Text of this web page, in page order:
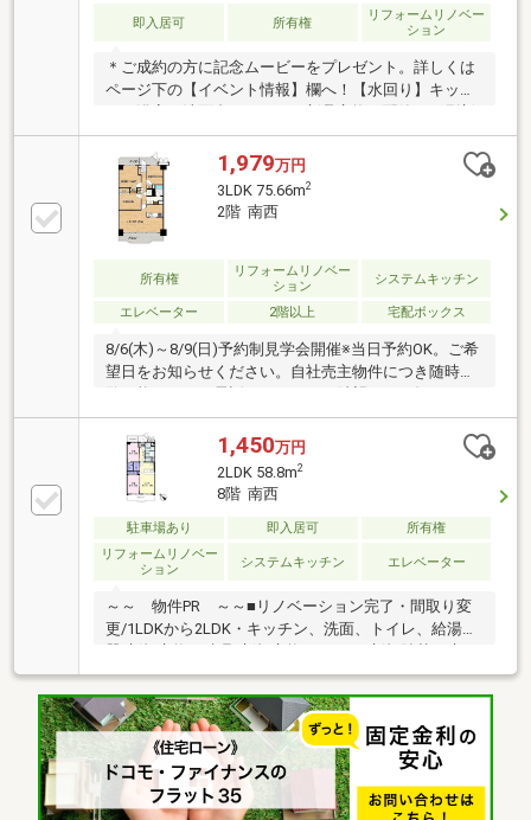
即入居可 所有権
リフォームリノベー
ション
＊ご成約の方に記念ムービーをプレゼント。詳しくは
ページ下の【イベント情報】欄へ！【水回り】キッチ
済【内装】全室クロス・床貼替。明るい光が差し込む
清潔感溢れる室内【眺望】１３階につき陽当り良好。
弥彦山・角田山を望む大パノラマ眺望【周辺】イオン
新潟青山店まで徒歩３分。買物施設が充実した便利な
環境【交通】物件すぐ隣にバス停。市内中心部へのア
クセスも軽快な好立地【住宅ローン情報】本ページ下
部へスクロールでご覧いただけます１３階の開放的な
眺望と、徒歩３分でイオンへ通える利便性が両立。自
由度の高い間取りを、ぜひ現地でご体感ください。
1,979万円
3LDK 75.66m2
2階 南西
所有権
リフォームリノベー
ション
システムキッチン
エレベーター 2階以上 宅配ボックス
8/6(木)～8/9(日)予約制見学会開催※当日予約OK。ご希
望日をお知らせください。自社売主物件につき随時内
ださい。【リフォーム内容】・壁紙交換・和洋改装・
水回り等設備交換【おすすめポイント】・雨漏り、構
造上主要な部分の欠陥や・腐食、給排水管の故障や漏
水についてお引渡しより２年間保証・返済額や融資可
能額など、お客様のご希望にあわせてご提案。住宅ロ
ーンが初めての方でもお気軽にご相談ください・新品
の照明器具設置予定なので入居後にすぐに生活が始め
られます【周辺施設】・青山駅まで約750m・東青山小
学校まで約35
1,450万円
2LDK 58.8m2
8階 南西
駐車場あり 即入居可
所有権
リフォームリノベー
ション
システムキッチン エレベーター
～～ 物件PR ～～■リノベーション完了・間取り変
更/1LDKから2LDK・キッチン、洗面、トイレ、給湯
新規上貼・ハウスクリーニング等■浴室リフォーム歴
あり■日当り・通風良好の両面バルコニー■2箇所のウ
ォークインクローゼットで収納力をアップ！～～ 周
辺環境（徒歩） ～～■青山駅・・約9分■バス停「青
山2丁目」・・約1分■東青山小学校・・約6分■小針中
学校・・約20分※エレベーターは1・4・7・10・13階の
み停止※司法書士は売主の指定になります※指定の仲介